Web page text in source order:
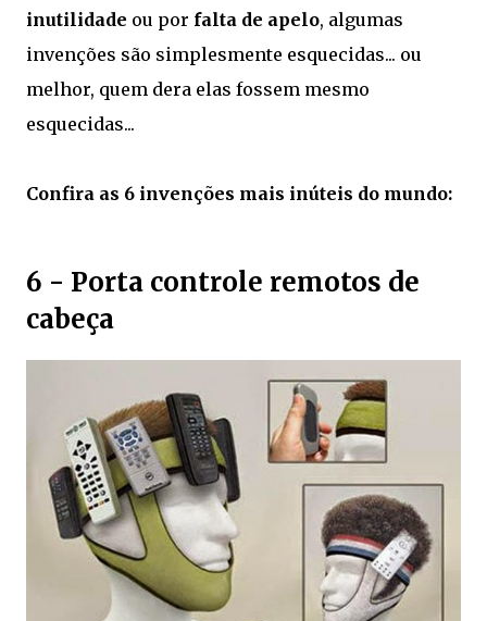
inutilidade ou por falta de apelo, algumas
invenções são simplesmente esquecidas... ou
melhor, quem dera elas fossem mesmo
esquecidas...
Confira as 6 invenções mais inúteis do mundo:
6 - Porta controle remotos de
cabeça